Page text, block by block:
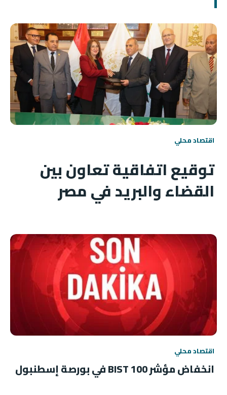
اقتصاد محلي
توقيع اتفاقية تعاون بين
القضاء والبريد في مصر
اقتصاد محلي
انخفاض مؤشر BIST 100 في بورصة إسطنبول